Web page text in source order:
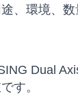
、環境、
Dual
す。